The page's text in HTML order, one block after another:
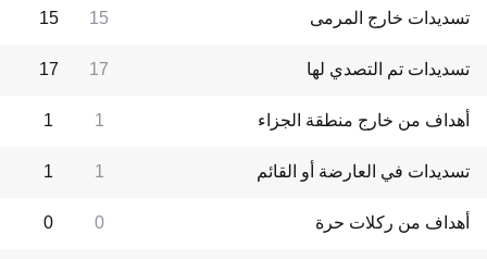
تسديدات خارج المرمى 15
15
تسديدات تم التصدي لها 17
17
أهداف من خارج منطقة الجزاء 1
1
تسديدات في العارضة أو القائم 1
1
أهداف من ركلات حرة 0
0